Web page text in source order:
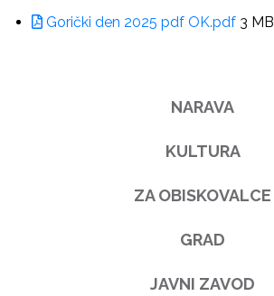
Gorički den 2025 pdf OK.pdf 3 MB
NARAVA
KULTURA
ZA OBISKOVALCE
GRAD
JAVNI ZAVOD